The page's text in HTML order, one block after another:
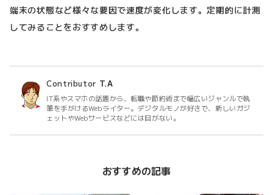
端末の状態など様々な要因で速度が変化します。定期的に計測
してみることをおすすめします。
Contributor T.A
IT系やスマホの話題から、転職や節約術まで幅広いジャンルで執
筆を手がけるWebライター。デジタルモノが好きで、新しいガジ
ェットやWebサービスなどには目がない。
おすすめの記事